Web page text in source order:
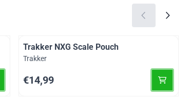
Trakker NXG Scale Pouch
Merk:
Trakker
Prijs: 14,99
€14,99